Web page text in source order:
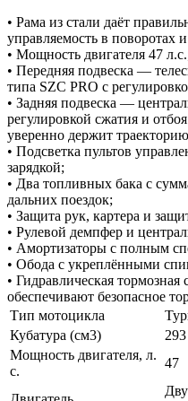
• Рама из стали даёт
управляемость в поворотах
• Мощность двигателя 47
• Передняя подвеска —
типа SZC PRO с
• Задняя подвеска —
регулировкой сжатия и
уверенно держит
• Подсветка пультов
зарядкой;
• Два топливных бака с
дальних поездок;
• Защита рук, картера и
• Рулевой демпфер и
• Амортизаторы с полным
• Обода с укреплёнными
• Гидравлическая
обеспечивают безопасное
Тип мотоцикла
Кубатура (см3)
293
Мощность двигателя, л.
с.
47